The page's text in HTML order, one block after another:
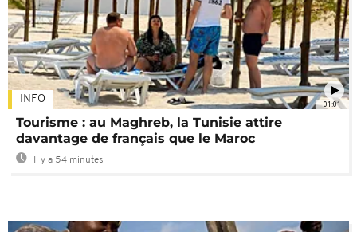
01:01
INFO
Tourisme : au Maghreb, la Tunisie attire
davantage de français que le Maroc
Il y a 54 minutes